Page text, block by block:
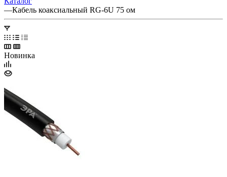
—Кабель коаксиальный RG-6U 75 ом
Новинка